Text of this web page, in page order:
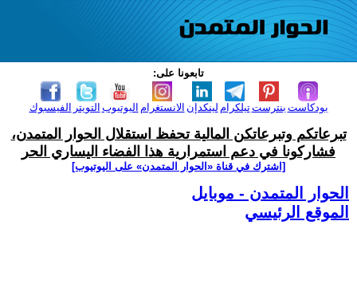
تابعونا على:
الفيسبوك التويتر اليوتيوب الانستغرام لينكدإن تيلكرامبنترست بودكاست
تبرعاتكم وتبرعاتكن المالية تحفظ استقلال الحوار المتمدن،
فشاركونا في دعم استمرارية هذا الفضاء اليساري الحر
[اشترك في قناة ‫«الحوار المتمدن» على اليوتيوب]
الحوار المتمدن - موبايل
الموقع الرئيسي